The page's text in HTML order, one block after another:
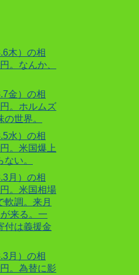
木）の相
。なんか、
金）の相
。ホルムズ
世界。
水）の相
。米国爆上
い。
月）の相
。米国相場
軟調。来月
来る。一
付は義援金
月）の相
。為替に影